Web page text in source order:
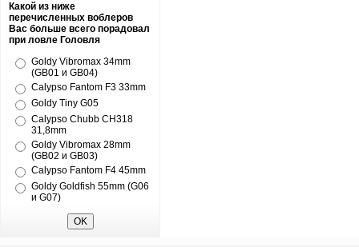
Какой из ниже
перечисленных воблеров
Вас больше всего порадовал
при ловле Головля
Goldy Vibromax 34mm
(GB01 и GB04)
Calypso Fantom F3 33mm
Goldy Tiny G05
Calypso Chubb CH318
31,8mm
Goldy Vibromax 28mm
(GB02 и GB03)
Calypso Fantom F4 45mm
Goldy Goldfish 55mm (G06
и G07)